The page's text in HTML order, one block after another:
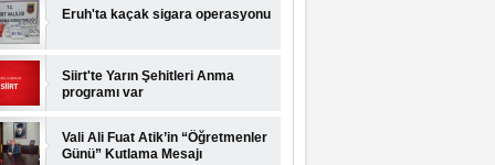
Eruh'ta kaçak sigara operasyonu
Siirt'te Yarın Şehitleri Anma
programı var
Vali Ali Fuat Atik’in “Öğretmenler
Günü” Kutlama Mesajı